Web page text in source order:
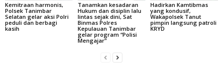
Kemitraan harmonis,
Polsek Tanimbar
Selatan gelar aksi Polri
peduli dan berbagi
kasih
Tanamkan kesadaran
Hukum dan disiplin lalu
lintas sejak dini, Sat
Binmas Polres
Kepulauan Tanimbar
gelar program “Polisi
Mengajar”
Hadirkan Kamtibmas
yang kondusif,
Wakapolsek Tanut
pimpin langsung patroli
KRYD